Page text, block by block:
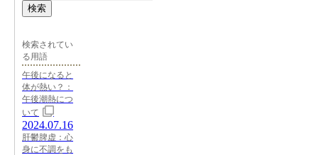
検索
検索されてい
る用語
午後になると
体が熱い？：
午後潮熱につ
いて
2024.07.16
肝鬱脾虚：心
身に不調をも